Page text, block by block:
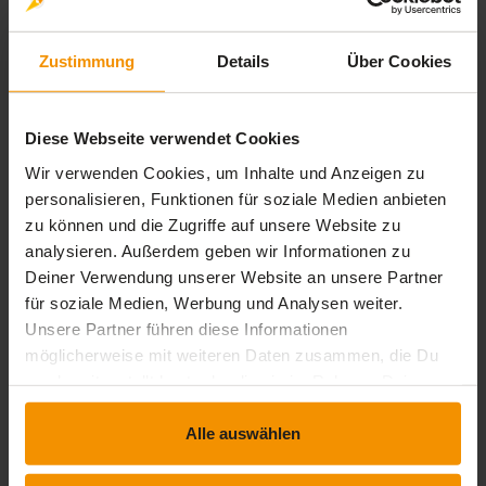
Zustimmung Details Über Cookies
Diese Webseite verwendet Cookies
Wir verwenden Cookies, um Inhalte und Anzeigen zu
personalisieren, Funktionen für soziale Medien anbieten
zu können und die Zugriffe auf unsere Website zu
analysieren. Außerdem geben wir Informationen zu
Deiner Verwendung unserer Website an unsere Partner
für soziale Medien, Werbung und Analysen weiter.
Unsere Partner führen diese Informationen
möglicherweise mit weiteren Daten zusammen, die Du
Nutzung der Dienste gesammelt haben.
Alle auswählen
0 Std. 29 Min.
Bewertungen
Gesamtbewertung
Durchschnittliche Bewertungen
0,00